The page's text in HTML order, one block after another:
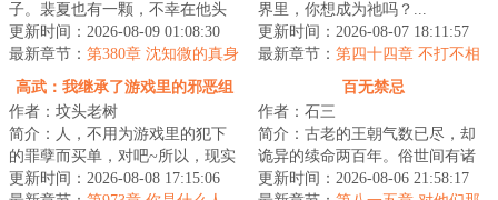
子。裴夏也有一颗，不幸在他头
里。瘤子告诉裴夏：“你太辛苦
了，从今天开始，...
更新时间：2026-08-09 01:08:30
最新章节： 第380章 沈知微的真身
界里，你想成为祂吗？...
更新时间：2026-08-07 18:11:57
最新章节： 第四十四章 不打不相
高武：我继承了游戏里的邪恶组
织
作者：坟头老树
简介：人，不用为游戏里的犯下
的罪孽而买单，对吧~所以，现实
里我唯唯诺诺，游戏里我重拳出
更新时间：2026-08-08 17:15:06
百无禁忌
作者：石三
简介：古老的王朝气数已尽，却
诡异的续命两百年。俗世间有诸
多禁忌。不可犯禁、犯禁必死！
更新时间：2026-08-06 21:58:17